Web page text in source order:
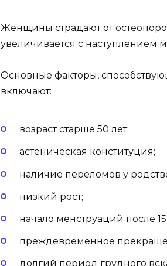
Женщины страдают от
увеличивается с наступлением
Основные факторы,
включают:
возраст старше 50 лет;
астеническая конституция;
наличие переломов у
низкий рост;
начало менструаций после 15
преждевременное
долгий период грудного